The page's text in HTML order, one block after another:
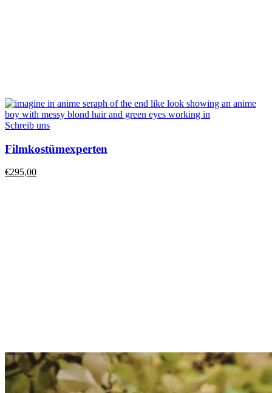
Schreib uns
Filmkostümexperten
€295,00